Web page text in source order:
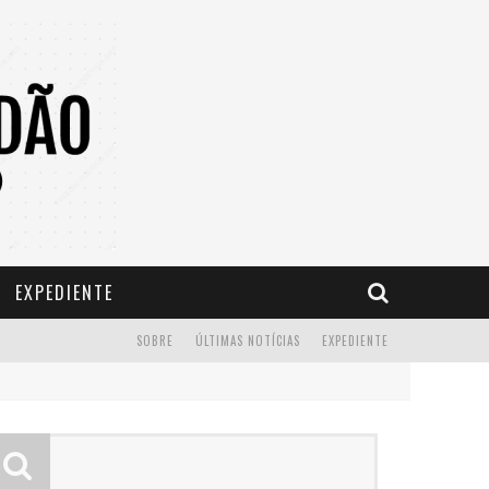
EXPEDIENTE
EXPEDIENTE
ÚLTIMAS NOTÍCIAS
SOBRE